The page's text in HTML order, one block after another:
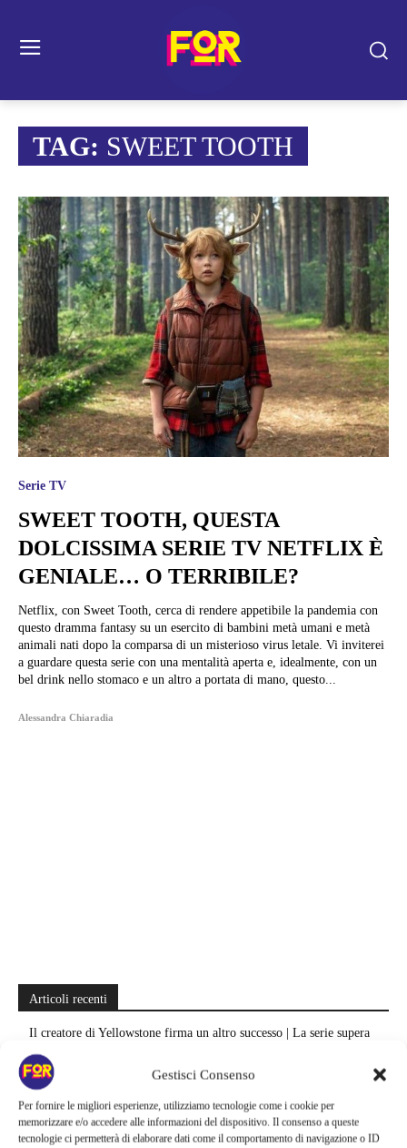
Gestisci Consenso
Per fornire le migliori esperienze, utilizziamo tecnologie come i cookie per
memorizzare e/o accedere alle informazioni del dispositivo. Il consenso a queste
tecnologie ci permetterà di elaborare dati come il comportamento di navigazione o ID
TAG: SWEET TOOTH
Serie TV
SWEET TOOTH, QUESTA
DOLCISSIMA SERIE TV NETFLIX È
GENIALE… O TERRIBILE?
Netflix, con Sweet Tooth, cerca di rendere appetibile la pandemia con
questo dramma fantasy su un esercito di bambini metà umani e metà
animali nati dopo la comparsa di un misterioso virus letale. Vi inviterei
a guardare questa serie con una mentalità aperta e, idealmente, con un
bel drink nello stomaco e un altro a portata di mano, questo...
Alessandra Chiaradia
Articoli recenti
Il creatore di Yellowstone firma un altro successo | La serie supera
Fallout e One Piece: il risultato è eccezionale
Ted Lasso cambia completamente squadra | La quarta stagione riparte
dal calcio femminile: perché è la scelta più coerente